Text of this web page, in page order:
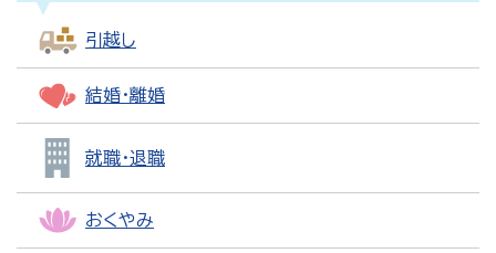
引越し
結婚・離婚
就職・退職
おくやみ